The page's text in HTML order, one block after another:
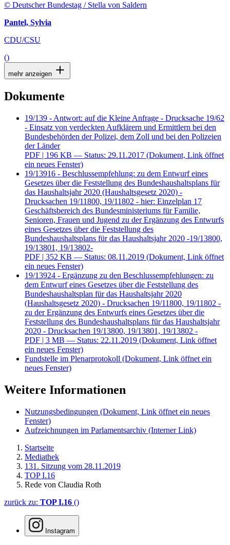
© Deutscher Bundestag / Stella von Saldern
Pantel, Sylvia
CDU/CSU
()
mehr anzeigen
Dokumente
19/139 - Antwort: auf die Kleine Anfrage - Drucksache 19/62
- Einsatz von verdeckten Aufklärern und Ermittlern bei den
Bundesbehörden der Polizei, dem Zoll und bei den Polizeien
der Länder
PDF | 196 KB — Status: 29.11.2017 (Dokument, Link öffnet
ein neues Fenster)
19/13916 - Beschlussempfehlung: zu dem Entwurf eines
Gesetzes über die Feststellung des Bundeshaushaltsplans für
das Haushaltsjahr 2020 (Haushaltsgesetz 2020) -
Drucksachen 19/11800, 19/11802 - hier: Einzelplan 17
Geschäftsbereich des Bundesministeriums für Familie,
Senioren, Frauen und Jugend zu der Ergänzung des Entwurfs
eines Gesetzes über die Feststellung des
Bundeshaushaltsplans für das Haushaltsjahr 2020 -19/13800,
19/13801, 19/13802-
PDF | 352 KB — Status: 08.11.2019 (Dokument, Link öffnet
ein neues Fenster)
19/13924 - Ergänzung zu den Beschlussempfehlungen: zu
dem Entwurf eines Gesetzes über die Feststellung des
Bundeshaushaltsplan für das Haushaltsjahr 2020
(Haushaltsgesetz 2020) - Drucksachen 19/11800, 19/11802 -
zu der Ergänzung des Entwurfs eines Gesetzes über die
Feststellung des Bundeshaushaltsplans für das Haushaltsjahr
2020 - Drucksachen 19/13800, 19/13801, 19/13802 -
PDF | 3 MB — Status: 22.11.2019 (Dokument, Link öffnet
ein neues Fenster)
Fundstelle im Plenarprotokoll (Dokument, Link öffnet ein
neues Fenster)
Weitere Informationen
Nutzungsbedingungen (Dokument, Link öffnet ein neues
Fenster)
Aufzeichnungen im Parlamentsarchiv (Interner Link)
Startseite
Mediathek
131. Sitzung vom 28.11.2019
TOP I.16
Rede von Claudia Roth
zurück zu: TOP I.16 ()
Instagram